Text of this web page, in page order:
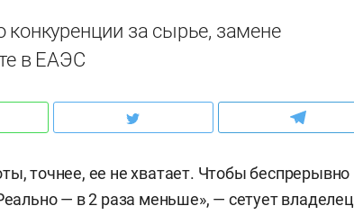
за сырье, замене
в ЕАЭС
точнее, ее не хватает. Чтобы беспрерывно
— в 2 раза меньше», — сетует владелец